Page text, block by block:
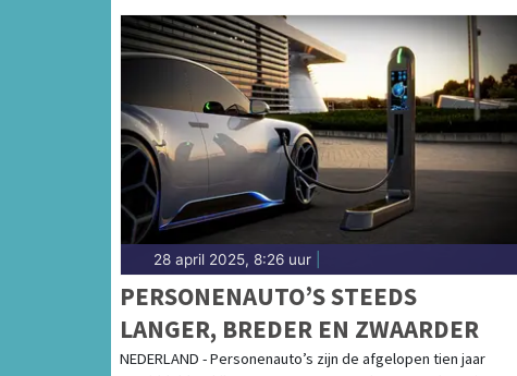
28 april 2025, 8:26 uur
PERSONENAUTO’S STEEDS
LANGER, BREDER EN ZWAARDER
NEDERLAND - Personenauto’s zijn de afgelopen tien jaar